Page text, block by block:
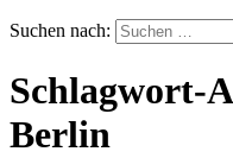
Suchen nach:
Schlagwort-
Berlin